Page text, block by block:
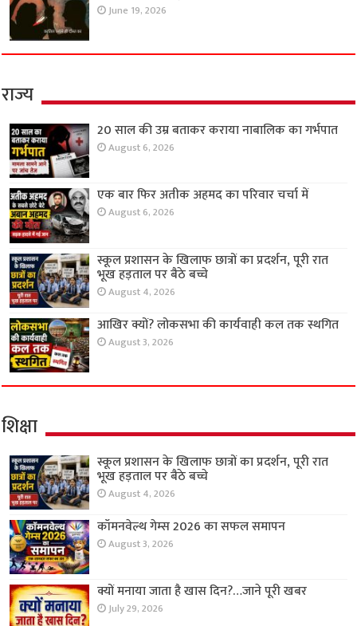
June 19, 2026
राज्य
20 साल की उम्र बताकर कराया नाबालिक का गर्भपात
August 6, 2026
एक बार फिर अतीक अहमद का परिवार चर्चा में
August 6, 2026
स्कूल प्रशासन के खिलाफ छात्रों का प्रदर्शन, पूरी रात
भूख हड़ताल पर बैठे बच्चे
August 4, 2026
आखिर क्यों? लोकसभा की कार्यवाही कल तक स्थगित
August 3, 2026
शिक्षा
स्कूल प्रशासन के खिलाफ छात्रों का प्रदर्शन, पूरी रात
भूख हड़ताल पर बैठे बच्चे
August 4, 2026
कॉमनवेल्थ गेम्स 2026 का सफल समापन
August 3, 2026
क्यों मनाया जाता है खास दिन?…जाने पूरी खबर
July 29, 2026